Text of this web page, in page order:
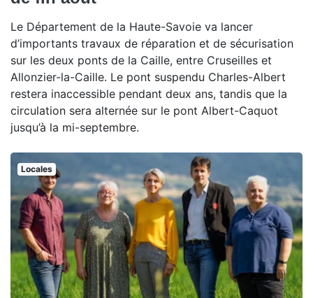
Le Département de la Haute-Savoie va lancer
d’importants travaux de réparation et de sécurisation
sur les deux ponts de la Caille, entre Cruseilles et
Allonzier-la-Caille. Le pont suspendu Charles-Albert
restera inaccessible pendant deux ans, tandis que la
circulation sera alternée sur le pont Albert-Caquot
jusqu’à la mi-septembre.
Locales